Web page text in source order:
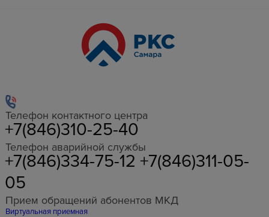
Телефон контактного центра
+7(846)310-25-40
Телефон аварийной службы
+7(846)334-75-12 +7(846)311-05-
05
Прием обращений абонентов МКД
Виртуальная приемная